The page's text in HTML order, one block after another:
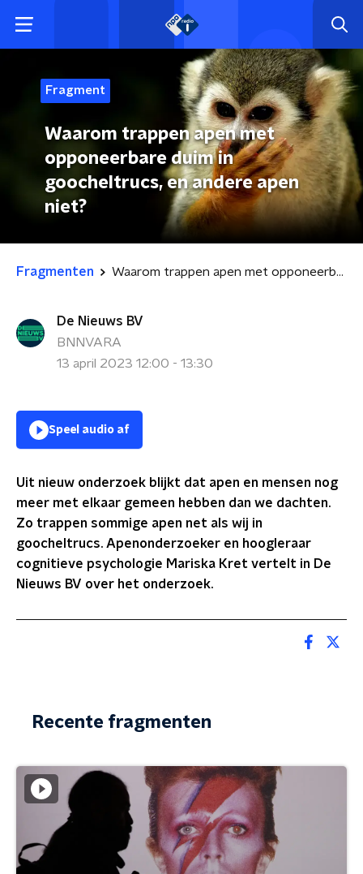
Fragment
Waarom trappen apen met
opponeerbare duim in
goocheltrucs, en andere apen
niet?
Fragmenten Waarom trappen apen met opponeerbare duim in goocheltrucs, en andere apen niet?
De Nieuws BV
BNNVARA
13 april 2023 12:00 - 13:30
Speel audio af
Uit nieuw onderzoek blijkt dat apen en mensen nog
meer met elkaar gemeen hebben dan we dachten.
Zo trappen sommige apen net als wij in
goocheltrucs. Apenonderzoeker en hoogleraar
cognitieve psychologie Mariska Kret vertelt in De
Nieuws BV over het onderzoek.
Recente fragmenten